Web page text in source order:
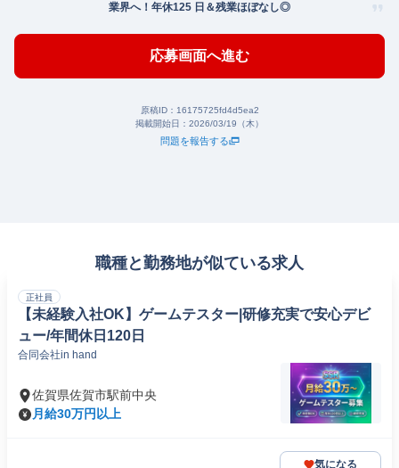
業界へ！年休125 日＆残業ほぼなし◎
応募画面へ進む
原稿ID： 16175725fd4d5ea2
掲載開始日： 2026/03/19（木）
問題を報告する
職種と勤務地が似ている求人
正社員
【未経験入社OK】ゲームテスター|研修充実で安心デビ
ュー/年間休日120日
合同会社in hand
佐賀県佐賀市駅前中央
月給30万円以上
気になる